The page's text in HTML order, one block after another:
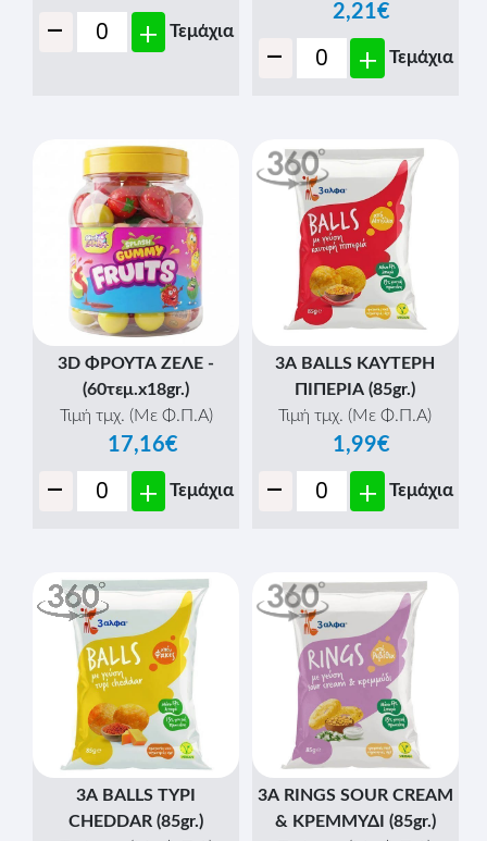
- + Τεμάχια
2,21€
- + Τεμάχια
3D ΦΡΟΥΤΑ ΖΕΛΕ -
(60τεμ.x18gr.)
Τιμή τμχ. (Με Φ.Π.Α)
17,16€
- + Τεμάχια
3Α BALLS ΚΑΥΤΕΡΗ
ΠΙΠΕΡΙΑ (85gr.)
Τιμή τμχ. (Με Φ.Π.Α)
1,99€
- + Τεμάχια
3Α BALLS ΤΥΡΙ
CHEDDAR (85gr.)
3Α RINGS SOUR CREAM
& ΚΡΕΜΜΥΔΙ (85gr.)